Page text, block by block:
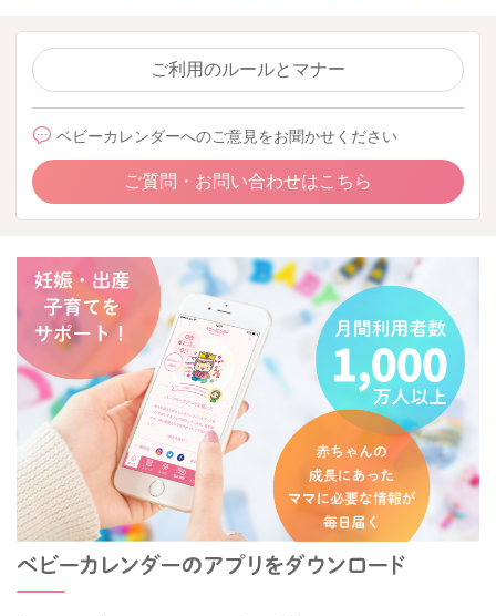
ご利用のルールとマナー
ベビーカレンダーへのご意見をお聞かせください
ご質問・お問い合わせはこちら